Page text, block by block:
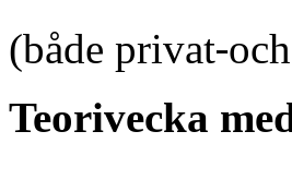
(både privat‐
Teorivecka